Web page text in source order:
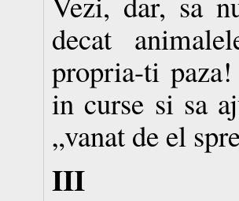
decat
propria-ti paza!
in curse si sa
„vanat de el
III